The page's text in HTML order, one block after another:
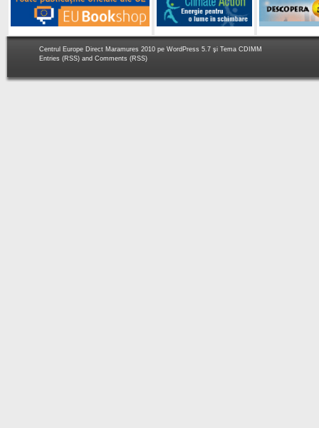
Centrul Europe Direct Maramures 2010 pe WordPress 5.7 şi Tema CDIMM
Entries (RSS) and Comments (RSS)